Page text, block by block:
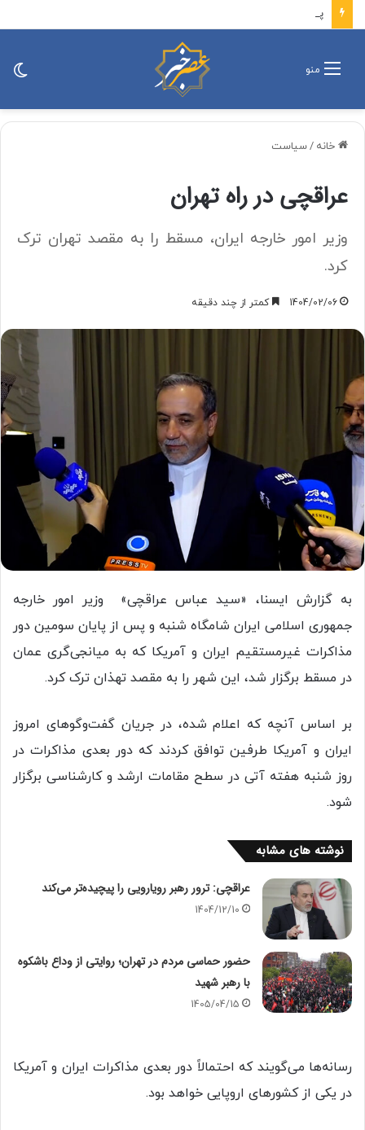
منو
خانه /سیاست
عراقچی در راه تهران
وزیر امور خارجه ایران، مسقط را به مقصد تهران ترک
کرد.
1404/02/06 کمتر از چند دقیقه
به گزارش ایسنا، «سید عباس عراقچی» وزیر امور خارجه
جمهوری اسلامی ایران شامگاه شنبه و پس از پایان سومین دور
مذاکرات غیرمستقیم ایران و آمریکا که به میانجی‌گری عمان
در مسقط برگزار شد، این شهر را به مقصد تهذان ترک کرد.
بر اساس آنچه که اعلام شده، در جریان گفت‌وگوهای امروز
ایران و آمریکا طرفین توافق کردند که دور بعدی مذاکرات در
روز شنبه هفته آتی در سطح مقامات ارشد و کارشناسی برگزار
شود.
نوشته های مشابه
عراقچی: ترور رهبر رویارویی را پیچیده‌تر می‌کند
1404/12/10
حضور حماسی مردم در تهران؛ روایتی از وداع باشکوه
با رهبر شهید
1405/04/15
رسانه‌ها می‌گویند که احتمالاً دور بعدی مذاکرات ایران و آمریکا
در یکی از کشورهای اروپایی خواهد بود.